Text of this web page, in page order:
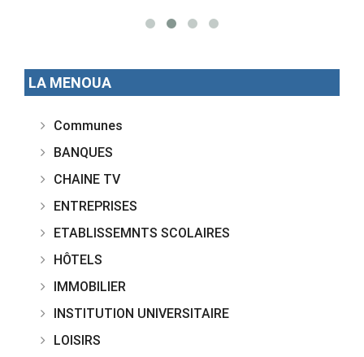
LA MENOUA
Communes
BANQUES
CHAINE TV
ENTREPRISES
ETABLISSEMNTS SCOLAIRES
HÔTELS
IMMOBILIER
INSTITUTION UNIVERSITAIRE
LOISIRS